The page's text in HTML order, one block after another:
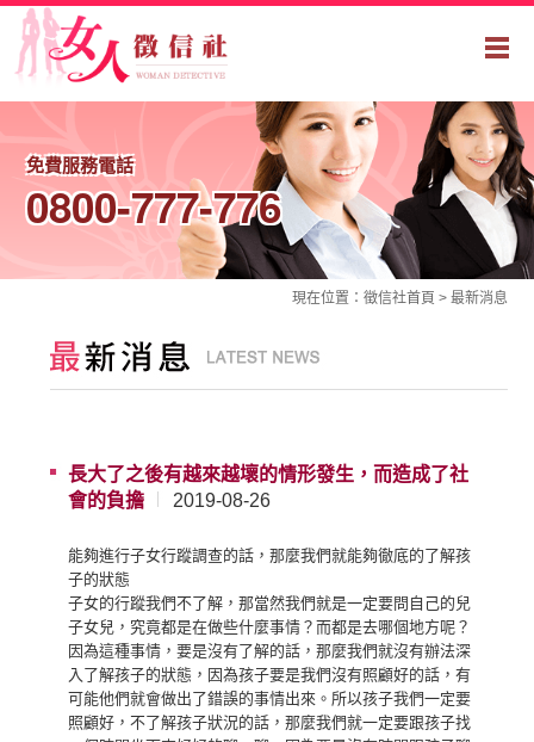
免費服務電話
0800-777-776
現在位置： 徵信社首頁 > 最新消息
長大了之後有越來越壞的情形發生，而造成了社
會的負擔
2019-08-26
能夠進行子女行蹤調查的話，那麼我們就能夠徹底的了解孩
子的狀態
子女的行蹤我們不了解，那當然我們就是一定要問自己的兒
子女兒，究竟都是在做些什麼事情？而都是去哪個地方呢？
因為這種事情，要是沒有了解的話，那麼我們就沒有辦法深
入了解孩子的狀態，因為孩子要是我們沒有照顧好的話，有
可能他們就會做出了錯誤的事情出來。所以孩子我們一定要
照顧好，不了解孩子狀況的話，那麼我們就一定要跟孩子找